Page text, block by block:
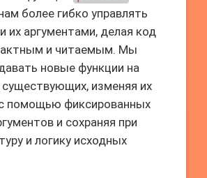
более гибко управлять
их аргументами, делая код
и читаемым. Мы
новые функции на
изменяя их
помощью фиксированных
и сохраняя при
и логику исходных